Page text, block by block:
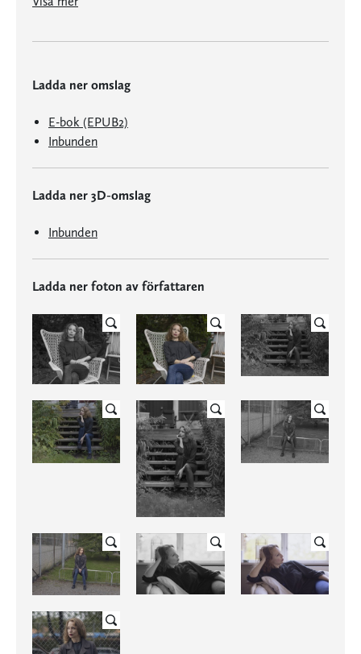
Ladda ner omslag
E-bok (EPUB2)
Inbunden
Ladda ner 3D-omslag
Inbunden
Ladda ner foton av författaren